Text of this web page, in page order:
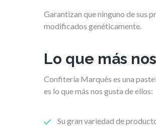
Garantizan que ninguno de sus
modificados genéticamente.
Lo que más
Confitería Marqués es una
es lo que más nos gusta de ellos:
Su gran variedad de